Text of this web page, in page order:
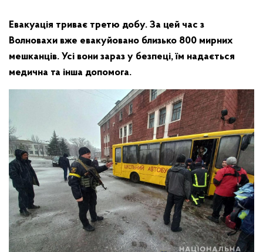
Евакуація триває третю добу. За цей час з
Волновахи вже евакуйовано близько 800 мирних
мешканців. Усі вони зараз у безпеці, їм надається
медична та інша допомога.